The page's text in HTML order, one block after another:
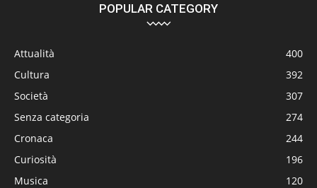
POPULAR CATEGORY
Attualità
400
Cultura
392
Società
307
Senza categoria
274
Cronaca
244
Curiosità
196
Musica
120